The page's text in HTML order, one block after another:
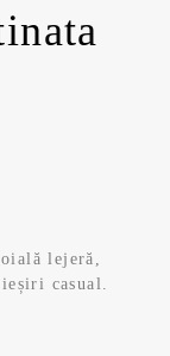
lejeră,
casual.